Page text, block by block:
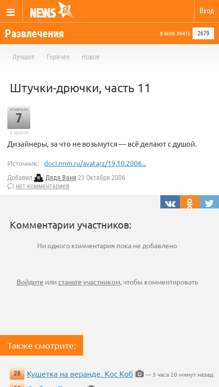
Вход
Развлечения в мою ленту 2679
Лучшее Горячее Новое
Штучки-дрючки, часть 11
отметили
7
в архиве
Дизайнеры, за что не возьмутся — всё делают с душой.
Источник: doci.nnm.ru/avatarz/19.10.2006...
Добавил Дядя Ваня 23 Октября 2006
нет комментариев
Комментарии участников:
Ни одного комментария пока не добавлено
Войдите илистаньте участником, чтобы комментировать
Также смотрите:
28 Кушетка на веранде. Кос Коб
— 3 часа 20 минут назад